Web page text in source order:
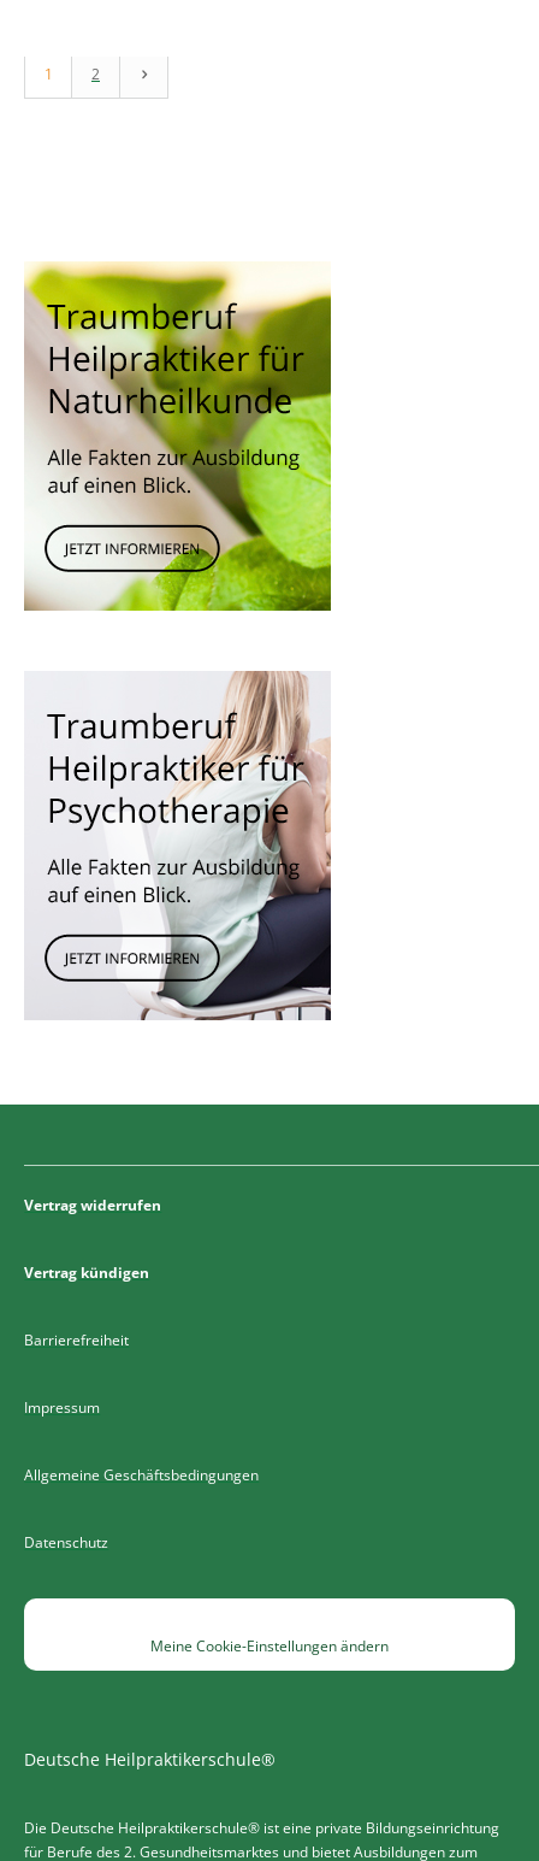
1 2
Vertrag widerrufen
Vertrag kündigen
Barrierefreiheit
Impressum
Allgemeine Geschäftsbedingungen
Datenschutz
Meine Cookie-Einstellungen ändern
Deutsche Heilpraktikerschule®
Die Deutsche Heilpraktikerschule® ist eine private Bildungseinrichtung
für Berufe des 2. Gesundheitsmarktes und bietet Ausbildungen zum